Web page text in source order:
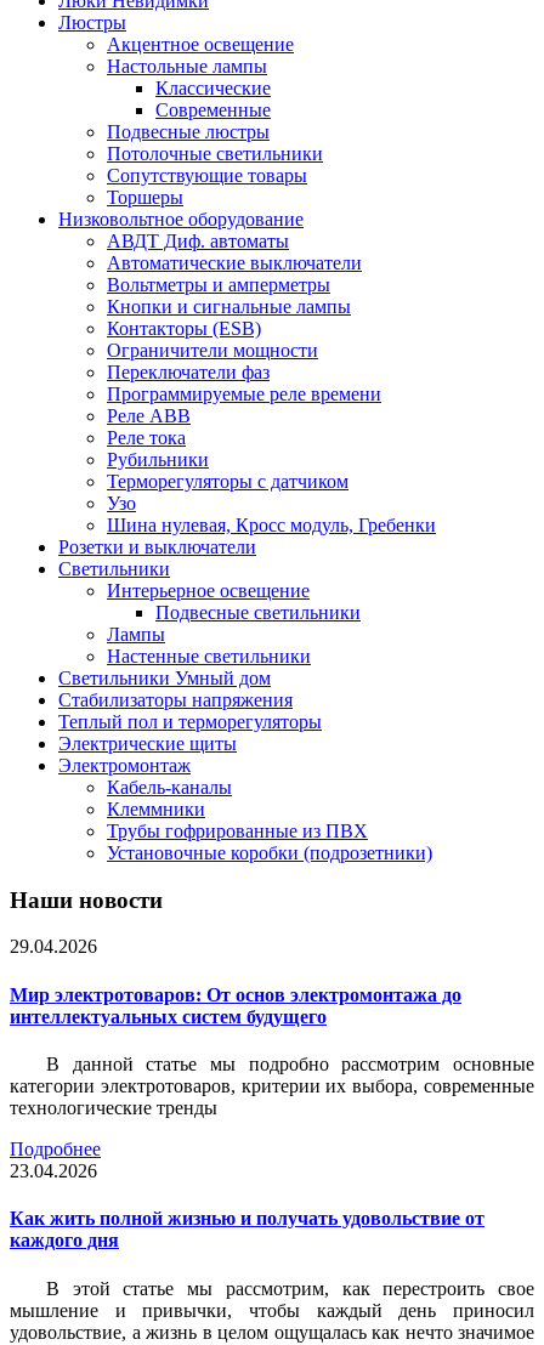
Люстры
Акцентное освещение
Настольные лампы
Классические
Современные
Подвесные люстры
Потолочные светильники
Сопутствующие товары
Торшеры
Низковольтное оборудование
АВДT Диф. автоматы
Автоматические выключатели
Вольтметры и амперметры
Кнопки и сигнальные лампы
Контакторы (ESB)
Ограничители мощности
Переключатели фаз
Программируемые реле времени
Реле ABB
Реле тока
Рубильники
Терморегуляторы с датчиком
Узо
Шина нулевая, Кросс модуль, Гребенки
Розетки и выключатели
Светильники
Интерьерное освещение
Подвесные светильники
Лампы
Настенные светильники
Светильники Умный дом
Стабилизаторы напряжения
Теплый пол и терморегуляторы
Электрические щиты
Электромонтаж
Кабель-каналы
Клеммники
Трубы гофрированные из ПВХ
Установочные коробки (подрозетники)
Наши новости
29.04.2026
Мир электротоваров: От основ электромонтажа до
интеллектуальных систем будущего
В данной статье мы подробно рассмотрим основные
категории электротоваров, критерии их выбора, современные
технологические тренды
Подробнее
23.04.2026
Как жить полной жизнью и получать удовольствие от
каждого дня
В этой статье мы рассмотрим, как перестроить свое
мышление и привычки, чтобы каждый день приносил
удовольствие, а жизнь в целом ощущалась как нечто значимое